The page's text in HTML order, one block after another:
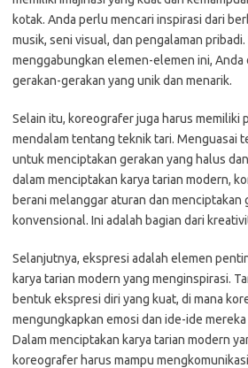
kotak. Anda perlu mencari inspirasi dari
musik, seni visual, dan pengalaman
menggabungkan elemen-elemen ini, Anda
gerakan-gerakan yang unik dan menarik.
Selain itu, koreografer juga harus memiliki
mendalam tentang teknik tari. Menguasai
untuk menciptakan gerakan yang halus
dalam menciptakan karya tarian modern,
berani melanggar aturan dan menciptakan
konvensional. Ini adalah bagian dari
Selanjutnya, ekspresi adalah elemen
karya tarian modern yang menginspirasi.
bentuk ekspresi diri yang kuat, di mana
mengungkapkan emosi dan ide-ide
Dalam menciptakan karya tarian modern
koreografer harus mampu